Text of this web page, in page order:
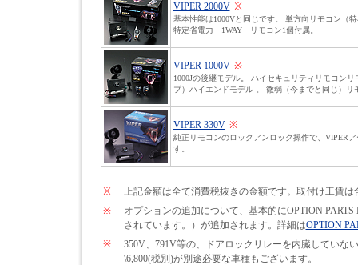
VIPER 2000V ※
基本性能は1000Vと同じです。 単方向リモコン（
特定省電力 1WAY リモコン1個付属。
VIPER 1000V ※
1000Jの後継モデル。 ハイセキュリティリモコン
プ）ハイエンドモデル 。 微弱（今までと同じ）
VIPER 330V ※
純正リモコンのロックアンロック操作で、VIPER
す。
※
上記金額は全て消費税抜きの金額です。取付け工賃は
※
オプションの追加について、基本的にOPTION
されています。）が追加されます。詳細はOPTION
※
350V、791V等の、ドアロックリレーを内臓してい
\6,800(税別)が別途必要な車種もございます。